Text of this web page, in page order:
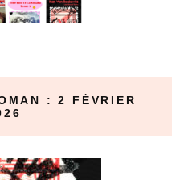
: 2 FÉVRIER